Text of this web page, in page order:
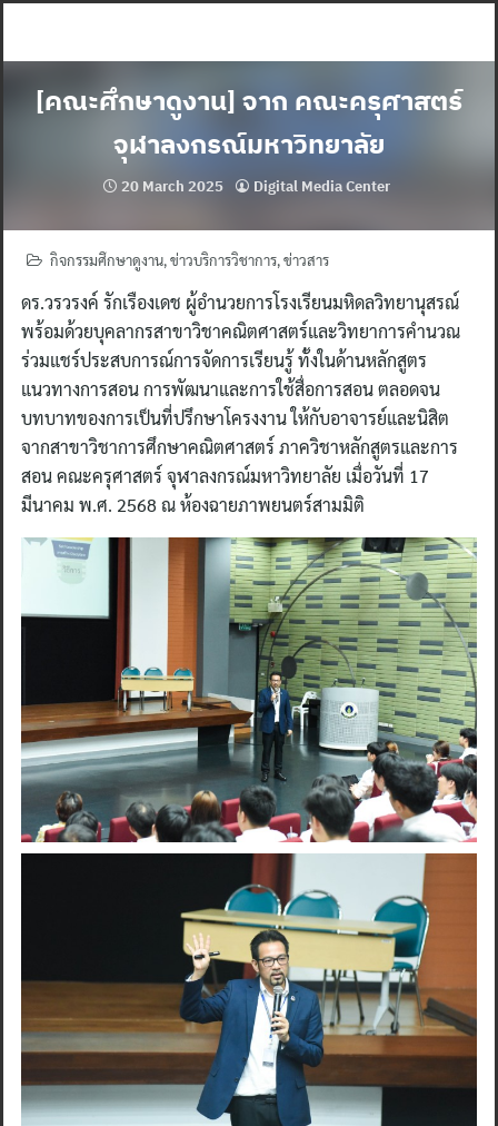
[คณะศึกษาดูงาน] จาก คณะครุศาสตร์
จุฬาลงกรณ์มหาวิทยาลัย
20 March 2025 Digital Media Center
กิจกรรมศึกษาดูงาน,ข่าวบริการวิชาการ,ข่าวสาร
ดร.วรวรงค์ รักเรืองเดช ผู้อำนวยการโรงเรียนมหิดลวิทยานุสรณ์
พร้อมด้วยบุคลากรสาขาวิชาคณิตศาสตร์และวิทยาการคำนวณ
ร่วมแชร์ประสบการณ์การจัดการเรียนรู้ ทั้งในด้านหลักสูตร
แนวทางการสอน การพัฒนาและการใช้สื่อการสอน ตลอดจน
บทบาทของการเป็นที่ปรึกษาโครงงาน ให้กับอาจารย์และนิสิต
จากสาขาวิชาการศึกษาคณิตศาสตร์ ภาควิชาหลักสูตรและการ
สอน คณะครุศาสตร์ จุฬาลงกรณ์มหาวิทยาลัย เมื่อวันที่ 17
มีนาคม พ.ศ. 2568 ณ ห้องฉายภาพยนตร์สามมิติ